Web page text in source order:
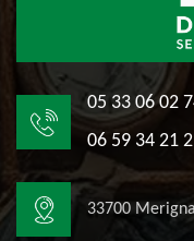
05 33 06 02
06 59 34 21
33700